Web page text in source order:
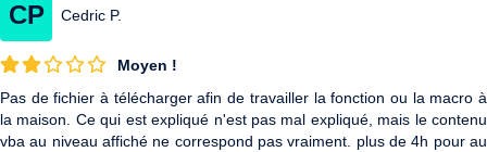
CP Cedric P.
Moyen !
Pas de fichier à télécharger afin de travailler la fonction ou la macro à
la maison. Ce qui est expliqué n'est pas mal expliqué, mais le contenu
vba au niveau affiché ne correspond pas vraiment. plus de 4h pour au